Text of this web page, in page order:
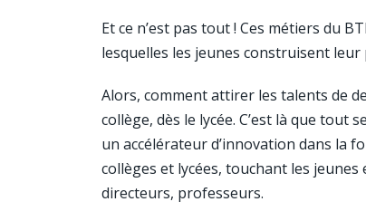
Et ce n’est pas tout ! Ces métiers du
lesquelles les jeunes construisent leur
Alors, comment attirer les talents de
collège, dès le lycée. C’est là que tout
un accélérateur d’innovation dans la
collèges et lycées, touchant les
directeurs, professeurs.